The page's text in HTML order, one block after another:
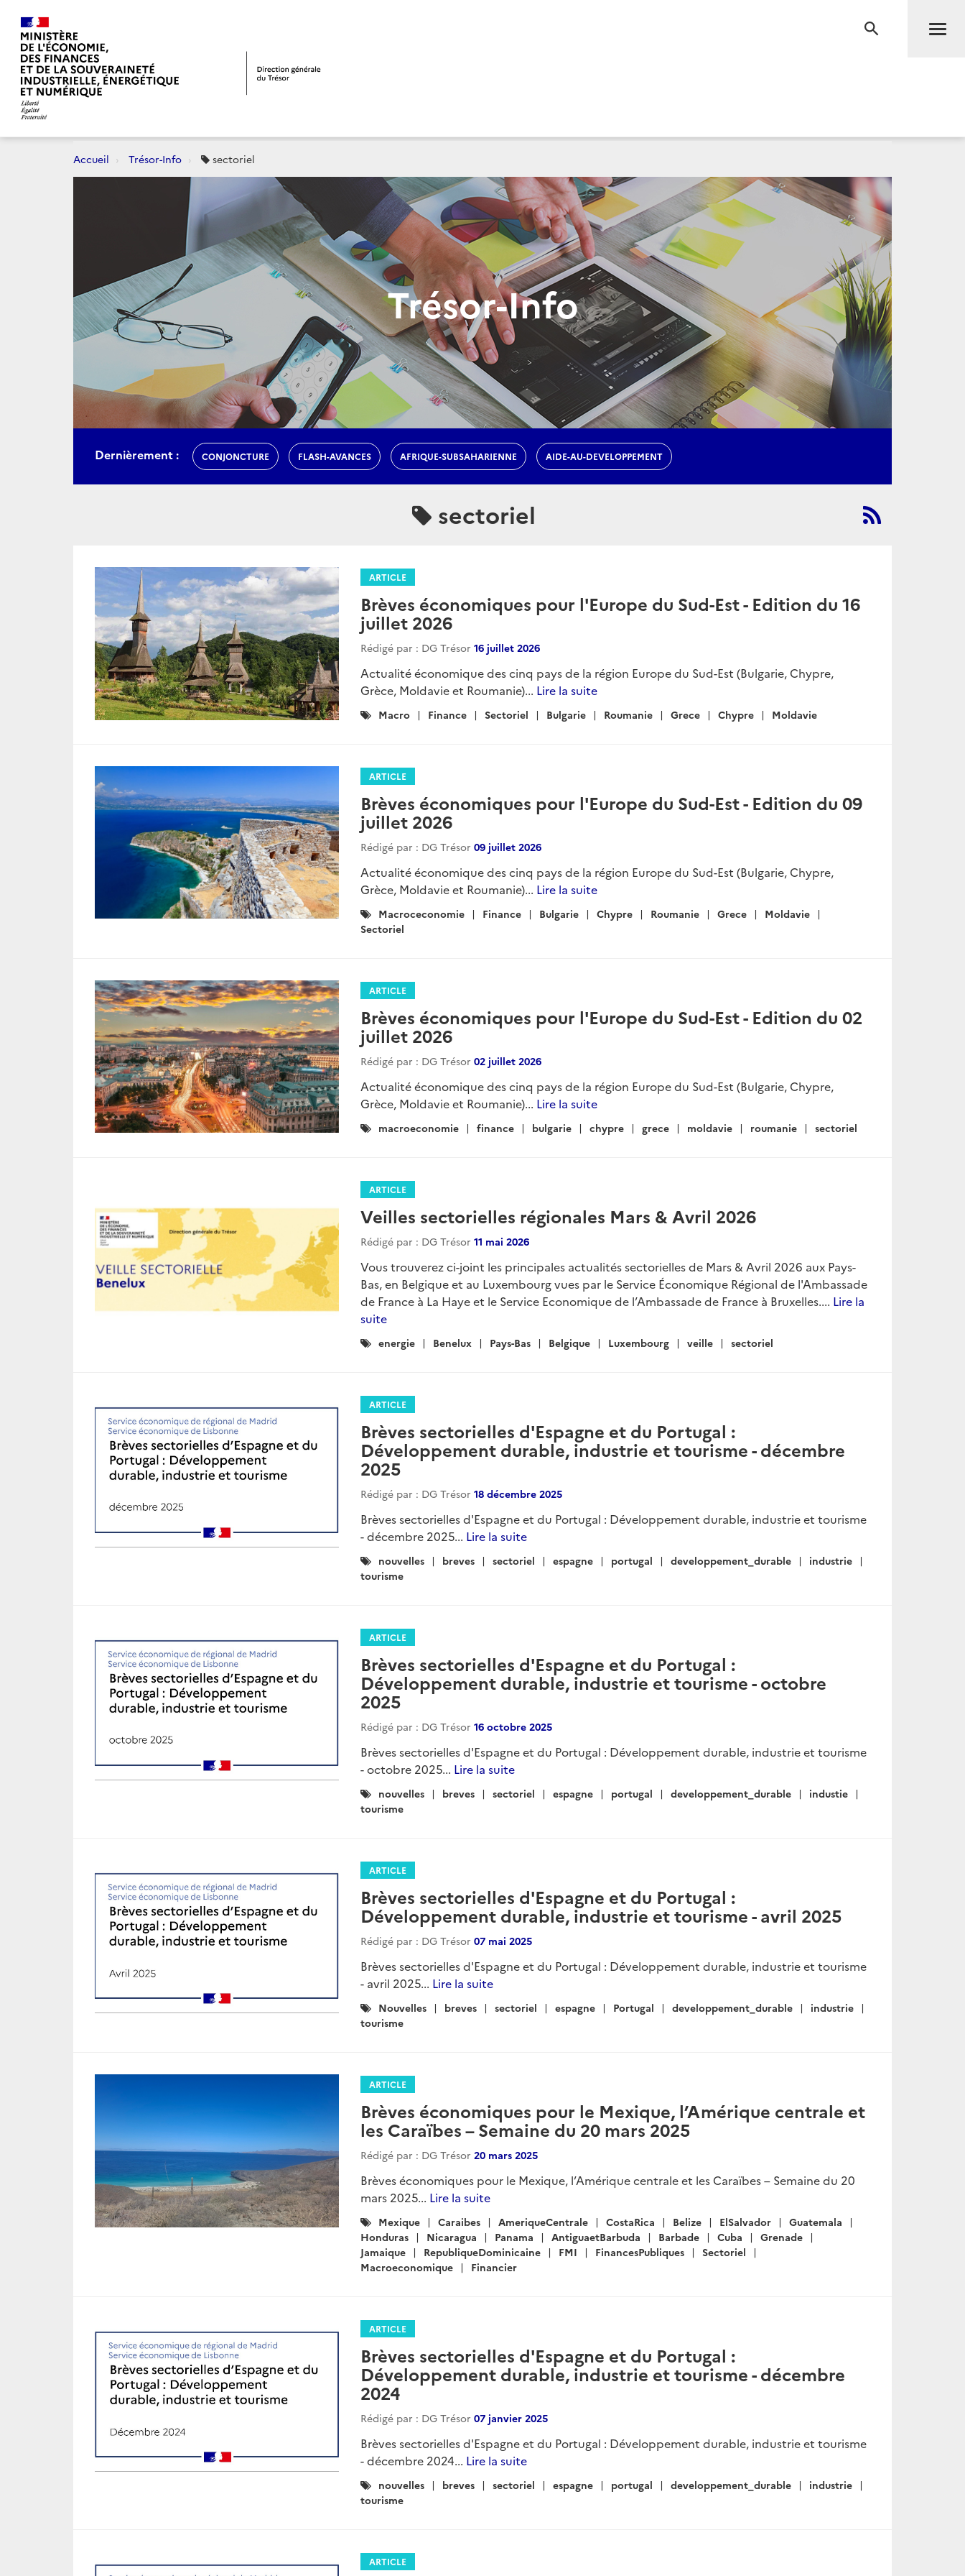
RECHERCHE
Accueil Trésor-Info sectoriel
Trésor-Info
Dernièrement : CONJONCTURE FLASH-AVANCES AFRIQUE-SUBSAHARIENNE AIDE-AU-DEVELOPPEMENT
sectoriel
ARTICLE
Brèves économiques pour l'Europe du Sud-Est - Edition du 16
juillet 2026
Rédigé par : DG Trésor 16 juillet 2026
Actualité économique des cinq pays de la région Europe du Sud-Est (Bulgarie, Chypre,
Grèce, Moldavie et Roumanie)... Lire la suite
Catégories
Macro Finance Sectoriel Bulgarie Roumanie Grece Chypre Moldavie
ARTICLE
Brèves économiques pour l'Europe du Sud-Est - Edition du 09
juillet 2026
Rédigé par : DG Trésor 09 juillet 2026
Actualité économique des cinq pays de la région Europe du Sud-Est (Bulgarie, Chypre,
Grèce, Moldavie et Roumanie)... Lire la suite
Catégories
:
Macroceconomie Finance Bulgarie Chypre Roumanie Grece
Moldavie
Sectoriel
ARTICLE
Brèves économiques pour l'Europe du Sud-Est - Edition du 02
juillet 2026
Rédigé par : DG Trésor 02 juillet 2026
Actualité économique des cinq pays de la région Europe du Sud-Est (Bulgarie, Chypre,
Grèce, Moldavie et Roumanie)... Lire la suite
Catégories
macroeconomie finance bulgarie chypre grece moldavie roumanie sectoriel
ARTICLE
Veilles sectorielles régionales Mars & Avril 2026
Rédigé par : DG Trésor 11 mai 2026
Vous trouverez ci-joint les principales actualités sectorielles de Mars & Avril 2026 aux Pays-
Bas, en Belgique et au Luxembourg vues par le Service Économique Régional de l'Ambassade
de France à La Haye et le Service Economique de l’Ambassade de France à Bruxelles.... Lire la
suite
Catégories
energie Benelux Pays-Bas Belgique Luxembourg veille sectoriel
ARTICLE
Brèves sectorielles d'Espagne et du Portugal :
Développement durable, industrie et tourisme - décembre
2025
Rédigé par : DG Trésor 18 décembre 2025
Brèves sectorielles d'Espagne et du Portugal : Développement durable, industrie et tourisme
- décembre 2025... Lire la suite
Catégories
:
nouvelles breves sectoriel espagne portugal developpement_durable
industrie
tourisme
ARTICLE
Brèves sectorielles d'Espagne et du Portugal :
Développement durable, industrie et tourisme - octobre
2025
Rédigé par : DG Trésor 16 octobre 2025
Brèves sectorielles d'Espagne et du Portugal : Développement durable, industrie et tourisme
- octobre 2025... Lire la suite
Catégories
:
nouvelles breves sectoriel espagne portugal developpement_durable
industie
tourisme
ARTICLE
Brèves sectorielles d'Espagne et du Portugal :
Développement durable, industrie et tourisme - avril 2025
Rédigé par : DG Trésor 07 mai 2025
Brèves sectorielles d'Espagne et du Portugal : Développement durable, industrie et tourisme
- avril 2025... Lire la suite
Catégories
:
Nouvelles breves sectoriel espagne Portugal developpement_durable
industrie
tourisme
ARTICLE
Brèves économiques pour le Mexique, l’Amérique centrale et
les Caraïbes – Semaine du 20 mars 2025
Rédigé par : DG Trésor 20 mars 2025
Brèves économiques pour le Mexique, l’Amérique centrale et les Caraïbes – Semaine du 20
mars 2025... Lire la suite
Catégories
:
Mexique Caraibes AmeriqueCentrale CostaRica Belize ElSalvador
Guatemala
Honduras
Nicaragua Panama AntiguaetBarbuda Barbade Cuba
Grenade
Jamaique
RepubliqueDominicaine FMI FinancesPubliques
Sectoriel
Macroeconomique
Financier
ARTICLE
Brèves sectorielles d'Espagne et du Portugal :
Développement durable, industrie et tourisme - décembre
2024
Rédigé par : DG Trésor 07 janvier 2025
Brèves sectorielles d'Espagne et du Portugal : Développement durable, industrie et tourisme
- décembre 2024... Lire la suite
Catégories
:
nouvelles breves sectoriel espagne portugal developpement_durable
industrie
tourisme
ARTICLE